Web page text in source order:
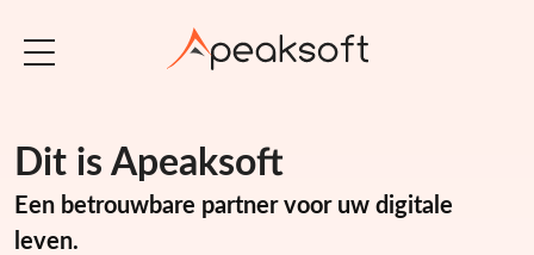
Dit is Apeaksoft
Een betrouwbare partner voor uw digitale
leven.